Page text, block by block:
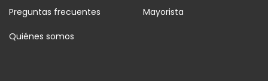
Preguntas frecuentes Mayorista
Quiénes somos